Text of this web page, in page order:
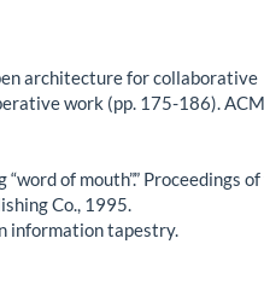
architecture for collaborative
work (pp. 175-186). ACM.
of mouth”.” Proceedings
Co., 1995.
information tapestry.